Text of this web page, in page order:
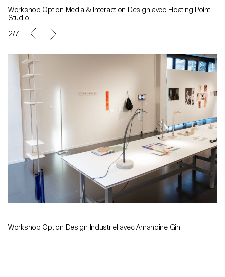
Workshop Option Media & Interaction Design avec Floating Point
Studio
3/7